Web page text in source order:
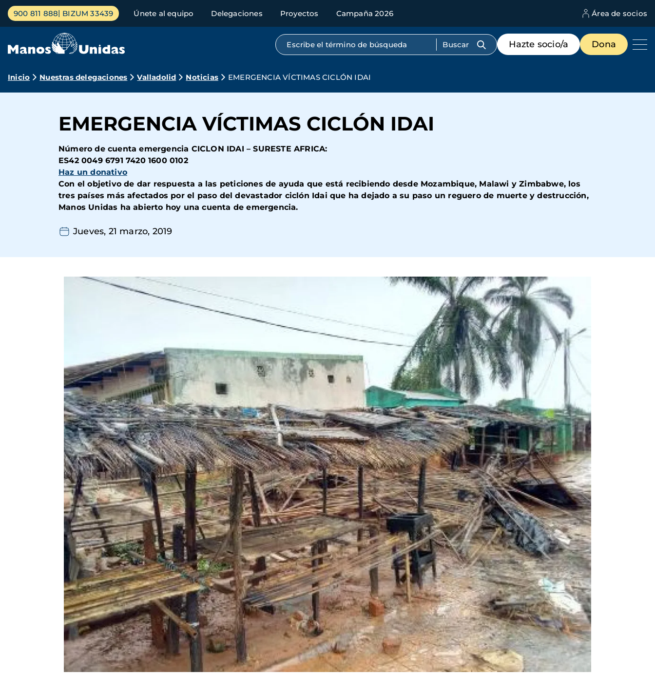
Pasar
contenido
Menú
principal
900 811 888 BIZUM 33439 Únete al equipo Delegaciones Proyectos Campaña 2026 Área de socios
Búsqueda por texto completo
Menú
de
destacados
Hazte socio/a Dona
Ruta
navegación
Inicio Nuestras delegaciones Valladolid Noticias EMERGENCIA VÍCTIMAS CICLÓN IDAI
EMERGENCIA VÍCTIMAS CICLÓN IDAI
Número de cuenta emergencia CICLON IDAI – SURESTE AFRICA:
ES42 0049 6791 7420 1600 0102
Haz un donativo
Con el objetivo de dar respuesta a las peticiones de ayuda que está recibiendo desde Mozambique, Malawi y Zimbabwe, los
tres países más afectados por el paso del devastador ciclón Idai que ha dejado a su paso un reguero de muerte y destrucción,
Manos Unidas ha abierto hoy una cuenta de emergencia.
Jueves, 21 marzo, 2019